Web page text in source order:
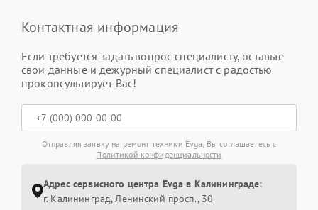
Контактная информация
Если требуется задать вопрос специалисту, оставьте
свои данные и дежурный специалист с радостью
проконсультирует Вас!
Отправляя заявку на ремонт техники Evga, Вы соглашаетесь с
Политикой конфиденциальности
Адрес сервисного центра Evga в Калининграде:
г. Калининград, Ленинский просп., 30